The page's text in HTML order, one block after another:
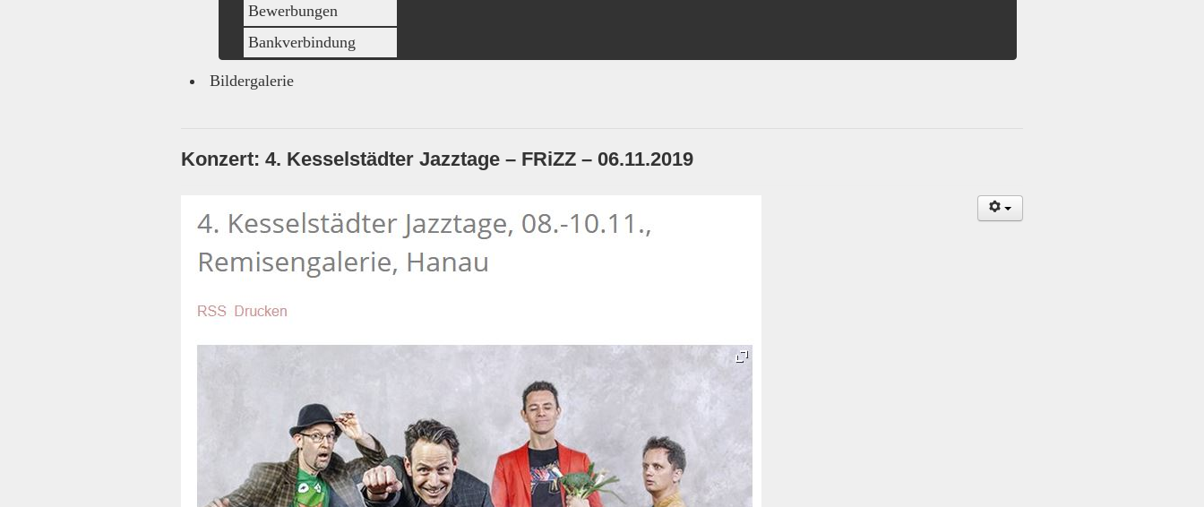
Bewerbungen
Bankverbindung
Bildergalerie
Konzert: 4. Kesselstädter Jazztage – FRiZZ – 06.11.2019